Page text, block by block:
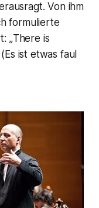
Von ihm
formulierte
„There is
ist etwas faul